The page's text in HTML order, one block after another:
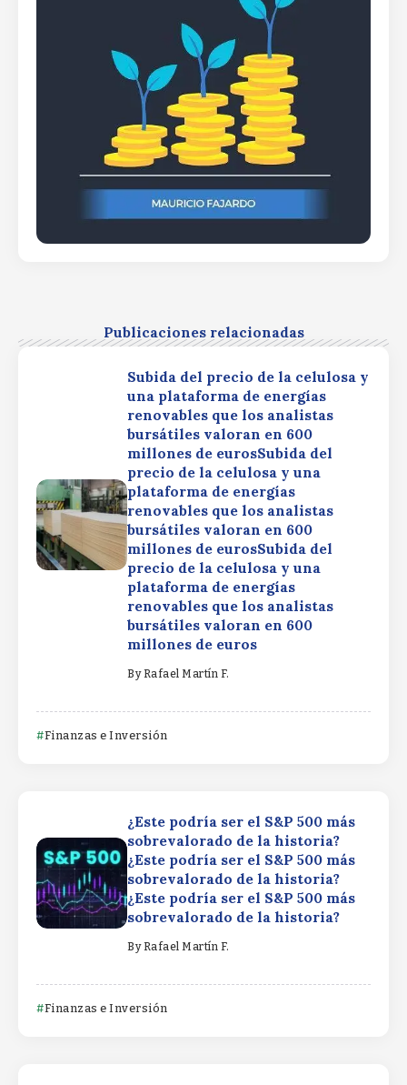
Publicaciones relacionadas
Subida del precio de la celulosa y
una plataforma de energías
renovables que los analistas
bursátiles valoran en 600
millones de eurosSubida del
precio de la celulosa y una
plataforma de energías
renovables que los analistas
bursátiles valoran en 600
millones de eurosSubida del
precio de la celulosa y una
plataforma de energías
renovables que los analistas
bursátiles valoran en 600
millones de euros
By Rafael Martín F.
Finanzas e Inversión
¿Este podría ser el S&P 500 más
sobrevalorado de la historia?
¿Este podría ser el S&P 500 más
sobrevalorado de la historia?
¿Este podría ser el S&P 500 más
sobrevalorado de la historia?
By Rafael Martín F.
Finanzas e Inversión